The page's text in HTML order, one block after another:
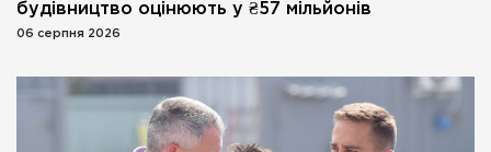
будівництво оцінюють у ₴57 мільйонів
06 серпня 2026